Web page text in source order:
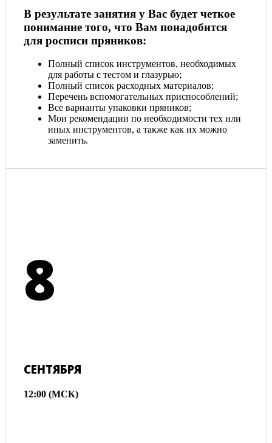
В результате занятия у Вас будет четкое
понимание того, что Вам понадобится
для росписи пряников:
Полный список инструментов, необходимых
для работы с тестом и глазурью;
Полный список расходных материалов;
Перечень вспомогательных приспособлений;
Все варианты упаковки пряников;
Мои рекомендации по необходимости тех или
иных инструментов, а также как их можно
заменить.
8
СЕНТЯБРЯ
12:00 (МСК)